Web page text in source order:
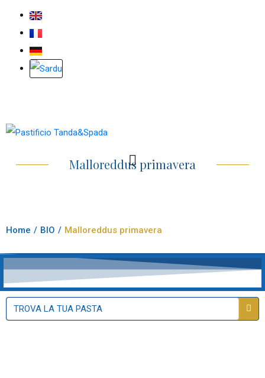
Malloreddus primavera
Home / BIO / Malloreddus primavera